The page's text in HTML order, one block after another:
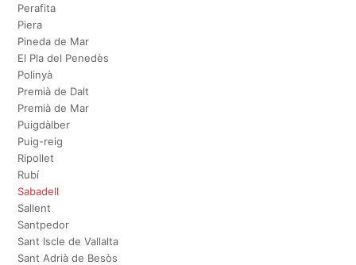
Perafita
Piera
Pineda de Mar
El Pla del Penedès
Polinyà
Premià de Dalt
Premià de Mar
Puigdàlber
Puig-reig
Ripollet
Rubí
Sabadell
Sallent
Santpedor
Sant Iscle de Vallalta
Sant Adrià de Besòs